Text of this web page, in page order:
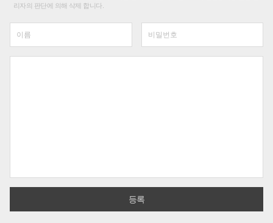
리자의 판단에 의해 삭제 합니다.